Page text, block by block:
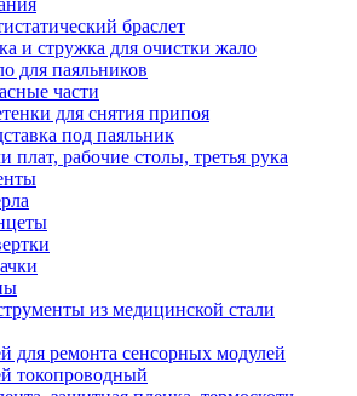
браслет
и стружка для очистки жало
для паяльников
части
для снятия припоя
под паяльник
плат, рабочие столы, третья рука
из медицинской стали
для ремонта сенсорных модулей
токопроводный